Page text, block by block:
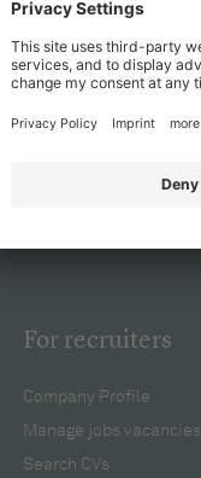
For recruiters
Company Profile
Manage jobs vacancies
Search CVs